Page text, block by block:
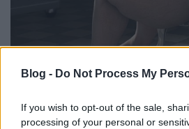
Blog - Do Not Process My
If you wish to opt-out of the sale,
processing of your personal or